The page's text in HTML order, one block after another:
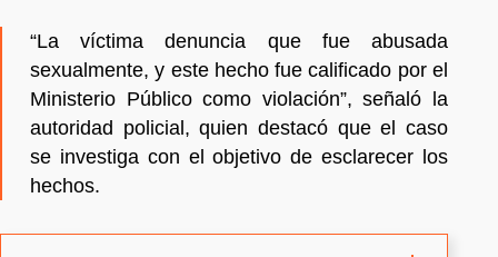
“La víctima denuncia que fue abusada
sexualmente, y este hecho fue calificado por el
Ministerio Público como violación”, señaló la
autoridad policial, quien destacó que el caso
se investiga con el objetivo de esclarecer los
hechos.